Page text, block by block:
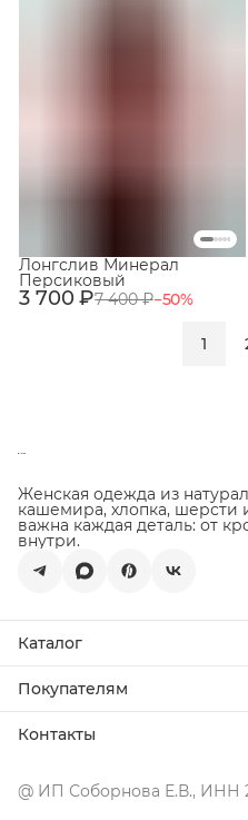
3 700 ₽7 400 ₽−50%
Лонгслив Минерал
Персиковый
1
Женская одежда из
кашемира, хлопка, шерсти
важна каждая деталь: от
внутри.
Каталог
Новинки
Распродажа
Подарочная карта
Покупателям
Доставка
Оплата
Уход за изделиями
Контакты
Эл. почта
whitelabel.clothes@yandex.ru
@ ИП Соборнова Е.В., ИНН